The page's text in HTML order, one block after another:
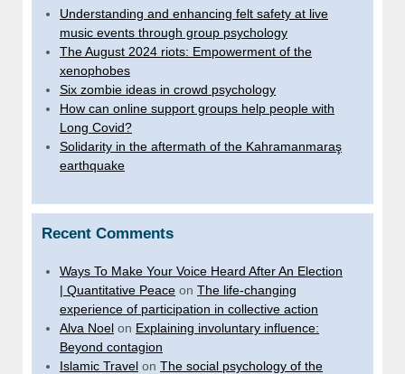
Understanding and enhancing felt safety at live
music events through group psychology
The August 2024 riots: Empowerment of the
xenophobes
Six zombie ideas in crowd psychology
How can online support groups help people with
Long Covid?
Solidarity in the aftermath of the Kahramanmaraş
earthquake
Recent Comments
Ways To Make Your Voice Heard After An Election
| Quantitative Peace on The life-changing
experience of participation in collective action
Alva Noel on Explaining involuntary influence:
Beyond contagion
Islamic Travel on The social psychology of the